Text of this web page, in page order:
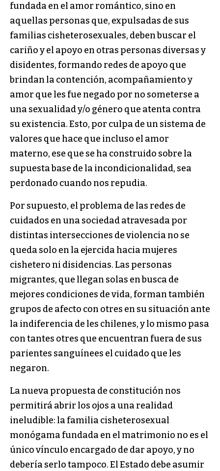
fundada en el amor romántico, sino en
aquellas personas que, expulsadas de sus
familias cisheterosexuales, deben buscar el
cariño y el apoyo en otras personas diversas y
disidentes, formando redes de apoyo que
brindan la contención, acompañamiento y
amor que les fue negado por no someterse a
una sexualidad y/o género que atenta contra
su existencia. Esto, por culpa de un sistema de
valores que hace que incluso el amor
materno, ese que se ha construido sobre la
supuesta base de la incondicionalidad, sea
perdonado cuando nos repudia.
Por supuesto, el problema de las redes de
cuidados en una sociedad atravesada por
distintas intersecciones de violencia no se
queda solo en la ejercida hacia mujeres
cishetero ni disidencias. Las personas
migrantes, que llegan solas en busca de
mejores condiciones de vida, forman también
grupos de afecto con otres en su situación ante
la indiferencia de les chilenes, y lo mismo pasa
con tantes otres que encuentran fuera de sus
parientes sanguínees el cuidado que les
negaron.
La nueva propuesta de constitución nos
permitirá abrir los ojos a una realidad
ineludible: la familia cisheterosexual
monógama fundada en el matrimonio no es el
único vínculo encargado de dar apoyo, y no
debería serlo tampoco. El Estado debe asumir